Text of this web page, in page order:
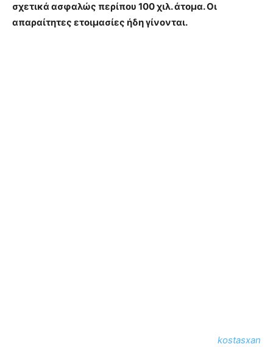
σχετικά ασφαλώς περίπου 100 χιλ. άτομα. Οι
απαραίτητες ετοιμασίες ήδη γίνονται.
kostasxan